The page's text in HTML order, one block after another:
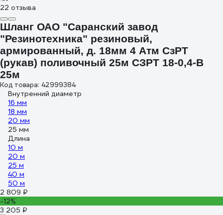
22 отзыва
Шланг ОАО "Саранский завод
"Резинотехника" резиновый,
армированный, д. 18мм 4 Атм СзРТ
(рукав) поливочный 25м СЗРТ 18-0,4-В
25м
Код товара: 42999384
Внутренний диаметр
16 мм
18 мм
20 мм
25 мм
Длина
10 м
20 м
25 м
40 м
50 м
2 809 ₽
-12%
3 205 ₽